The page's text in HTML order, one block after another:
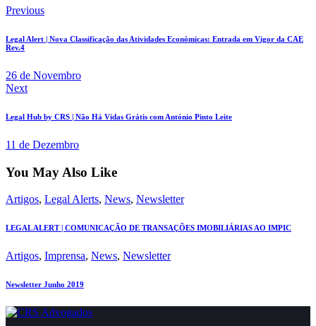
Previous
Legal Alert | Nova Classificação das Atividades Económicas: Entrada em Vigor da CAE
Rev.4
26 de Novembro
Next
Legal Hub by CRS | Não Há Vidas Grátis com António Pinto Leite
11 de Dezembro
You May Also Like
Artigos, Legal Alerts, News, Newsletter
LEGAL ALERT | COMUNICAÇÃO DE TRANSAÇÕES IMOBILIÁRIAS AO IMPIC
Artigos, Imprensa, News, Newsletter
Newsletter Junho 2019